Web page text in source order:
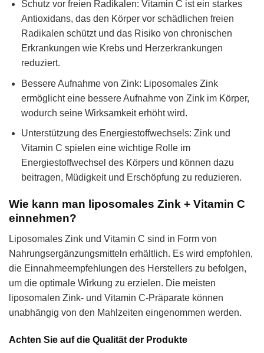
Schutz vor freien Radikalen: Vitamin C ist ein starkes
Antioxidans, das den Körper vor schädlichen freien
Radikalen schützt und das Risiko von chronischen
Erkrankungen wie Krebs und Herzerkrankungen
reduziert.
Bessere Aufnahme von Zink: Liposomales Zink
ermöglicht eine bessere Aufnahme von Zink im Körper,
wodurch seine Wirksamkeit erhöht wird.
Unterstützung des Energiestoffwechsels: Zink und
Vitamin C spielen eine wichtige Rolle im
Energiestoffwechsel des Körpers und können dazu
beitragen, Müdigkeit und Erschöpfung zu reduzieren.
Wie kann man liposomales Zink + Vitamin C
einnehmen?
Liposomales Zink und Vitamin C sind in Form von
Nahrungsergänzungsmitteln erhältlich. Es wird empfohlen,
die Einnahmeempfehlungen des Herstellers zu befolgen,
um die optimale Wirkung zu erzielen. Die meisten
liposomalen Zink- und Vitamin C-Präparate können
unabhängig von den Mahlzeiten eingenommen werden.
Achten Sie auf die Qualität der Produkte